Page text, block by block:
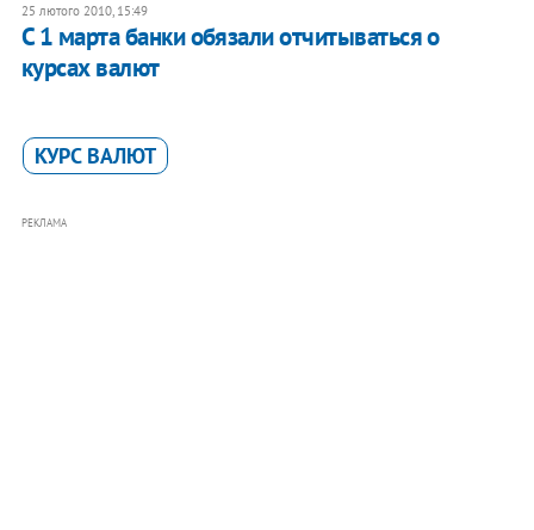
25 лютого 2010, 15:49
С 1 марта банки обязали отчитываться о
курсах валют
КУРС ВАЛЮТ
РЕКЛАМА